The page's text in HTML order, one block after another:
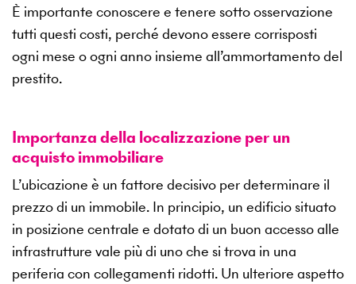
È importante conoscere e tenere sotto osservazione
tutti questi costi, perché devono essere corrisposti
ogni mese o ogni anno insieme all’ammortamento del
prestito.
Importanza della localizzazione per un
acquisto immobiliare
L’ubicazione è un fattore decisivo per determinare il
prezzo di un immobile. In principio, un edificio situato
in posizione centrale e dotato di un buon accesso alle
infrastrutture vale più di uno che si trova in una
periferia con collegamenti ridotti. Un ulteriore aspetto